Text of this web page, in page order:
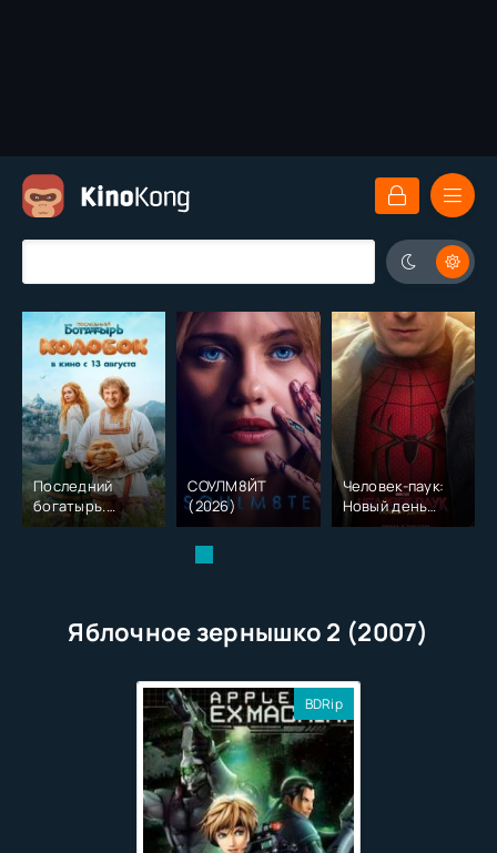
Последний
богатырь.
Колобок (2026)
СОУЛМ8ЙТ
(2026)
Человек-паук:
Новый день
(2026)
Яблочное зернышко 2 (2007)
BDRip